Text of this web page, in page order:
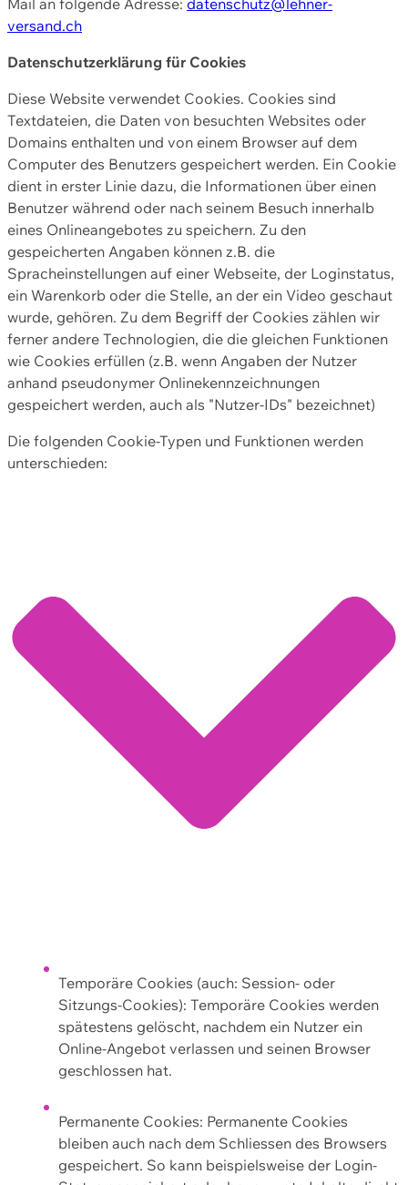
versand.ch
Datenschutzerklärung für Cookies
Diese Website verwendet Cookies. Cookies sind
Textdateien, die Daten von besuchten Websites oder
Domains enthalten und von einem Browser auf dem
Computer des Benutzers gespeichert werden. Ein Cookie
dient in erster Linie dazu, die Informationen über einen
Benutzer während oder nach seinem Besuch innerhalb
eines Onlineangebotes zu speichern. Zu den
gespeicherten Angaben können z.B. die
Spracheinstellungen auf einer Webseite, der Loginstatus,
ein Warenkorb oder die Stelle, an der ein Video geschaut
wurde, gehören. Zu dem Begriff der Cookies zählen wir
ferner andere Technologien, die die gleichen Funktionen
wie Cookies erfüllen (z.B. wenn Angaben der Nutzer
anhand pseudonymer Onlinekennzeichnungen
gespeichert werden, auch als "Nutzer-IDs" bezeichnet)
Die folgenden Cookie-Typen und Funktionen werden
unterschieden:
Temporäre Cookies (auch: Session- oder
Sitzungs-Cookies): Temporäre Cookies werden
spätestens gelöscht, nachdem ein Nutzer ein
Online-Angebot verlassen und seinen Browser
geschlossen hat.
Permanente Cookies: Permanente Cookies
bleiben auch nach dem Schliessen des Browsers
gespeichert. So kann beispielsweise der Login-